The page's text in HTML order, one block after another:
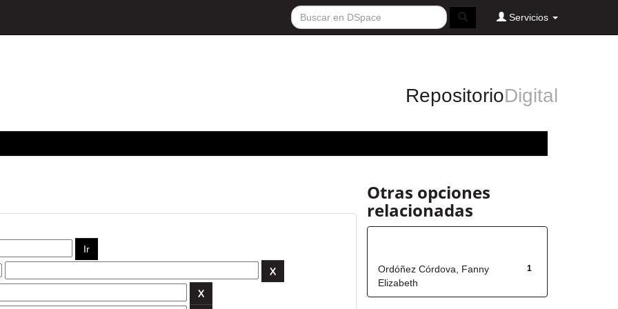
Servicios
RepositorioDigital
Otras opciones
relacionadas
1
Ordóñez Córdova, Fanny
Elizabeth